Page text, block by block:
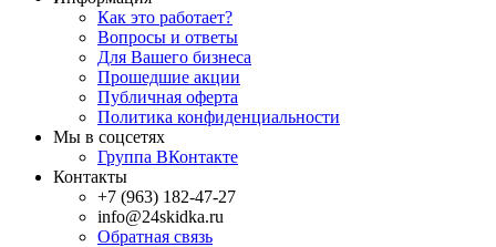
Как это работает?
Вопросы и ответы
Для Вашего бизнеса
Прошедшие акции
Публичная оферта
Политика конфиденциальности
Мы в соцсетях
Группа ВКонтакте
Контакты
+7 (963) 182-47-27
info@24skidka.ru
Обратная связь